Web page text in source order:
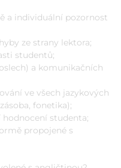
a individuální pozornost
ze strany lektora;
studentů;
a komunikačních
ve všech jazykových
fonetika);
studenta;
propojené s